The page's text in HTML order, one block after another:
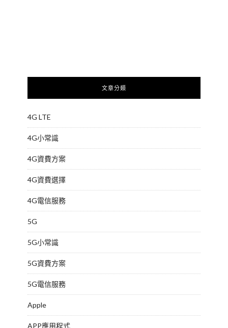
文章分類
4G LTE
4G小常識
4G資費方案
4G資費選擇
4G電信服務
5G
5G小常識
5G資費方案
5G電信服務
Apple
APP應用程式